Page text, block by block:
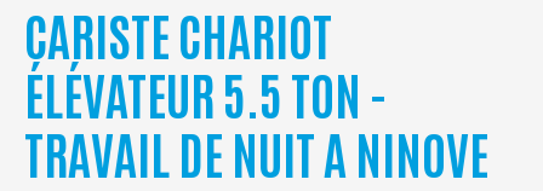
Bureaux
Mon AGO
CARISTE CHARIOT
ÉLÉVATEUR 5.5 TON -
TRAVAIL DE NUIT A NINOVE